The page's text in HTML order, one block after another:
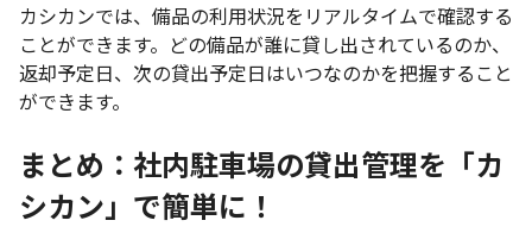
カシカンでは、備品の利用状況をリアルタイムで確認する
ことができます。どの備品が誰に貸し出されているのか、
返却予定日、次の貸出予定日はいつなのかを把握すること
ができます。
まとめ：社内駐車場の貸出管理を「カ
シカン」で簡単に！